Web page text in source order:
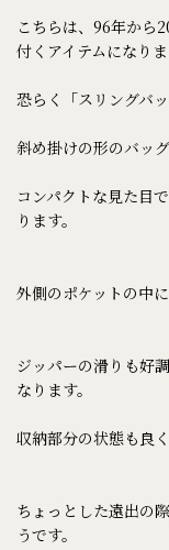
こちらは、96年から
付くアイテムになりま
恐らく「スリングバ
斜め掛けの形のバッグ
コンパクトな見た目
ります。
外側のポケットの中
ジッパーの滑りも好
なります。
収納部分の状態も良
ちょっとした遠出の
うです。